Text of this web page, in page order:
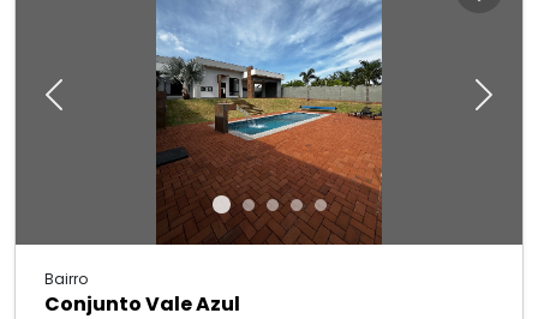
Previous Next
Bairro
Conjunto Vale Azul